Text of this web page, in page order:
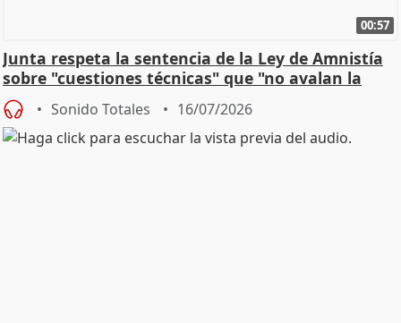
00:57
Junta respeta la sentencia de la Ley de Amnistía
sobre "cuestiones técnicas" que "no avalan la
const
Sonido Totales 16/07/2026